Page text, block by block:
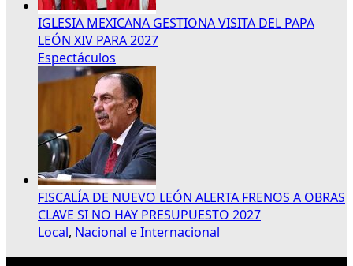
IGLESIA MEXICANA GESTIONA VISITA DEL PAPA
LEÓN XIV PARA 2027
Espectáculos
FISCALÍA DE NUEVO LEÓN ALERTA FRENOS A OBRAS
CLAVE SI NO HAY PRESUPUESTO 2027
Local, Nacional e Internacional